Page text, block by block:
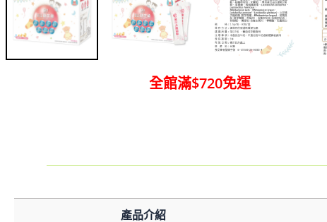
全館滿$720免運
產品介紹